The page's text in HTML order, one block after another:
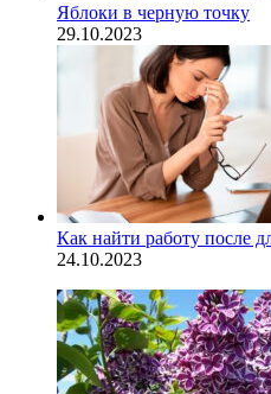
Яблоки в черную точку
29.10.2023
Как найти работу после
24.10.2023